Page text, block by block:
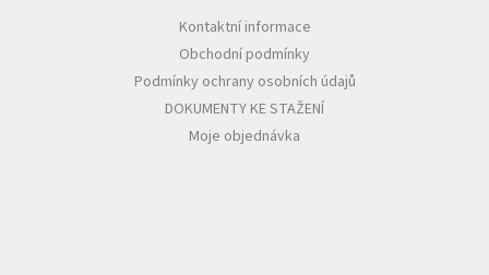
Kontaktní informace
Obchodní podmínky
Podmínky ochrany osobních údajů
DOKUMENTY KE STAŽENÍ
Moje objednávka